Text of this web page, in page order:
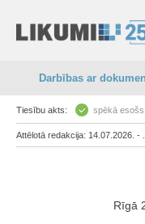
Darbības ar
Tiesību akts: spēkā esošs
Attēlotā redakcija: 14.07.2026. -
Rīgā